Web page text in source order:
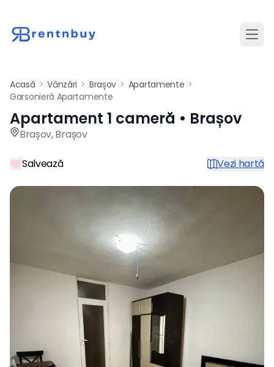
Acasă > Vânzări > Brașov > Apartamente >
Garsonieră Apartamente
Apartament de vânzare cu
Apartament 1 cameră • Brașov
Brașov,Brașov
Salvează Vezi hartă